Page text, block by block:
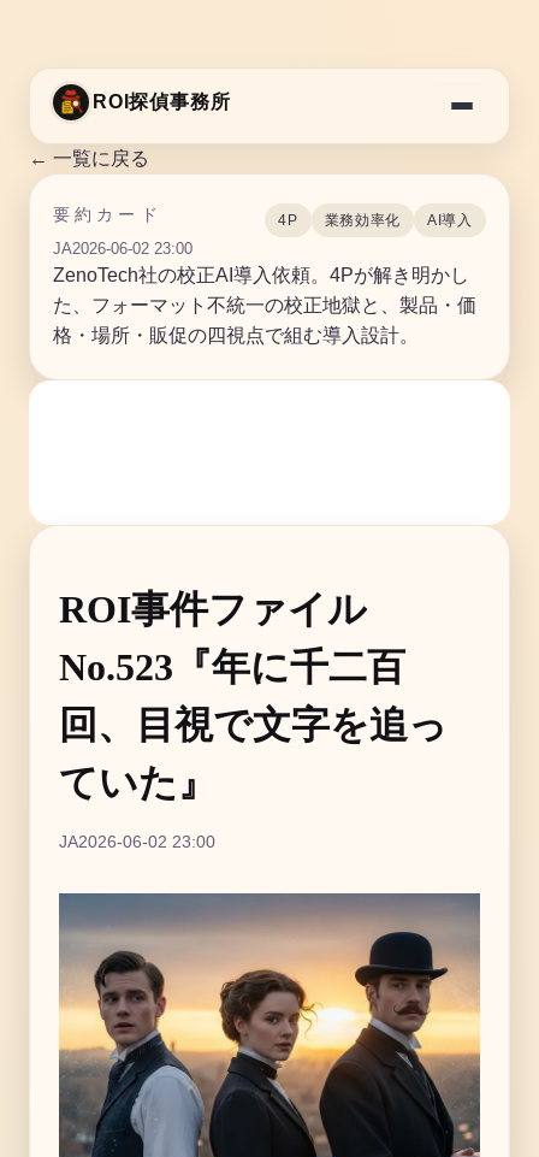
ROI探偵事務所
← 一覧に戻る
要約カード
JA2026-06-02 23:00
4P 業務効率化 AI導入
ZenoTech社の校正AI導入依頼。4Pが解き明かし
た、フォーマット不統一の校正地獄と、製品・価
格・場所・販促の四視点で組む導入設計。
ROI事件ファイル
No.523『年に千二百
回、目視で文字を追っ
ていた』
JA2026-06-02 23:00